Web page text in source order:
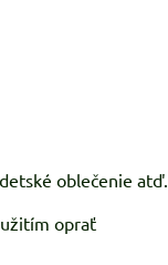
oblečenie atď.
oprať